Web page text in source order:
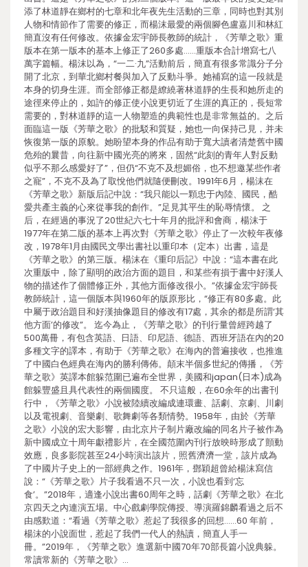
添了林道靜在鄉村的七章和北年夜先生活動的三章，同時也對其別
人物和情節作了需要的修正，而楊沫最愛的兩個腳色盧嘉川和林紅
簡直沒有任何修改。依據金宏宇師長教師的統計，《芳華之歌》重
版本在第一版本的基本上修正了260多處……重版本合計增寫七八
萬字篇幅。楊沫以為，“一二·九”活動前后，簡直有很多常識分子分
開了北京，到華北鄉村餐與加入了反動斗爭。她補寫的這一段就是
本身的切身生涯。而全部修正都是繚繞著林道靜的生長和她所走的
途徑來停止的，如許的修正使小說更切近了生涯的真正的，長短常
需要的，對林道靜的這一人物塑造的典範性也是非常無益的。之后
面臨這一版《芳華之歌》的批駁和質疑，她也一向保持己見，并未
恢復第一版的原貌。她盼望本身的作品有助于寬大讀者清楚舊中國
危殆的曩昔，向往新中國光亮的將來，固然“此刻的青年人對反動
似乎不那么感愛好了”，但仍“不克不及想媚俗，也不想邀某些作者
之寵”，不克不及為了取悅他們就隨便刪改。1991年6月，楊沫在
《芳華之歌》新版后記中說：“我只能以一顆忠于內陸、國民，酷
愛共產主義的心來從事我的創作。”足見其平生的恥辱情懷。 之
后，在經過的事況了20世紀六七十年月的批評和會商，楊沫于
1977年在第二版的基本上再次對《芳華之歌》停止了一次較年夜修
改，1978年1月由國民文學出書社以重印本（定本）出書，這是
《芳華之歌》的第三版。楊沫在《重印后記》中說：“這本書在此
次重版中，除了顯明的政治方面的題目，和某些有損于書中好漢人
物的描述作了個體修正外，其他方面修改很小。”依據金宏宇師長
教師統計，這一個版本與1960年的版原形比，“修正有80多處。此
中屬于政治題目和好漢抽像題目的修改有17處，其余的都是所謂‘其
他方面’的修改”。 迄今為止，《芳華之歌》的刊行量曾經跨越了
500萬冊，有包含英語、日語、印尼語、德語、西班牙語在內的20
多種文字的譯本，有助于《芳華之歌》在海內的普遍接收，也推進
了中國白色經典在海內的勝利傳佈。顛末半個多世紀的傳播，《芳
華之歌》英譯本館躲范圍已遍布全世界，美國和japan(日本)成為
館躲豐盛且具代表性的兩個國度。 不只這般，在60余年的出書刊
行中，《芳華之歌》小說被陸續改編成連環畫、話劇、京劇、川劇
以及電視劇、音樂劇、歌舞劇等各類情勢。1958年，由於《芳華
之歌》小說的宏大影響，由北京片子制片廠改編的同名片子被作為
新中國成立十周年獻禮影片，在全國范圍內刊行放映時形成了顫動
效應，良多影院甚至24小時演出該片，照舊濟濟一堂，該片成為
了中國片子史上的一部經典之作。1961年，鄧穎超曾給楊沫寫信
說：“《芳華之歌》片子我看過不只一次，小說也看到‘忘
食’。”2018年，適逢小說出書60周年之時，話劇《芳華之歌》在北
京四天之內連演五場。中心戲劇學院傳授、導演羅錦麟看過之后不
由感歎道：“看過《芳華之歌》惹起了我很多的回想……60 年前，
楊沫的小說面世，惹起了我們一代人的熱讀，簡直人手一
冊。”2019年，《芳華之歌》進選新中國70年70部長篇小說典躲。
常讀常新的《芳華之歌》…